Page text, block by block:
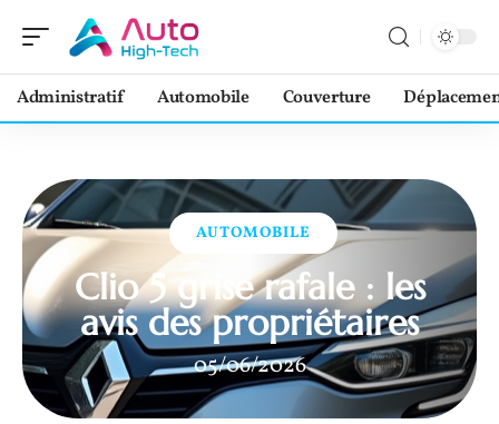
Administratif Automobile Couverture
AUTOMOBILE
Clio 5 grise rafale : les
avis des propriétaires
05/06/2026